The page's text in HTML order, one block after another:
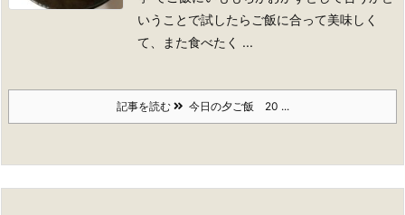
いうことで試したらご飯に合って美味しく
て、また食べたく ...
記事を読む 今日の夕ご飯 20 ...